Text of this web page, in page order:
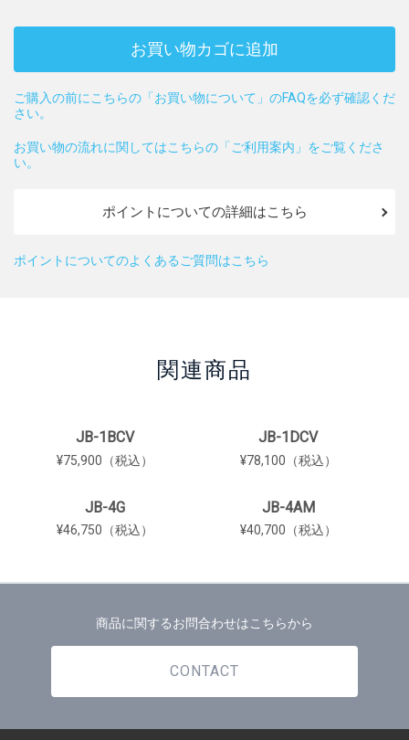
お買い物カゴに追加
ご購入の前にこちらの「お買い物について」のFAQを必ず確認くだ
さい。
お買い物の流れに関してはこちらの「ご利用案内」をご覧くださ
い。
ポイントについての詳細はこちら
ポイントについてのよくあるご質問はこちら
関連商品
JB-1BCV
¥75,900（税込）
JB-1DCV
¥78,100（税込）
JB-4G
¥46,750（税込）
JB-4AM
¥40,700（税込）
商品に関するお問合わせはこちらから
CONTACT